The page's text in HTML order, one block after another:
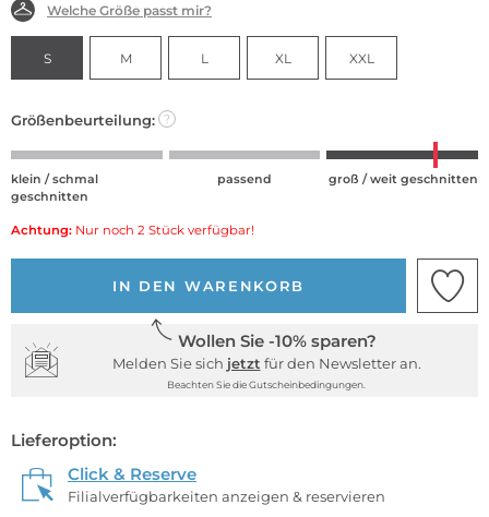
Welche Größe passt mir?
S M L XL XXL
Größenbeurteilung: ?
klein / schmal
geschnitten
passend groß / weit geschnitten
Achtung: Nur noch 2 Stück verfügbar!
IN DEN WARENKORB
Wollen Sie -10% sparen?
Melden Sie sich jetzt für den Newsletter an.
Beachten Sie die Gutscheinbedingungen.
Lieferoption:
Click & Reserve
Filialverfügbarkeiten anzeigen & reservieren